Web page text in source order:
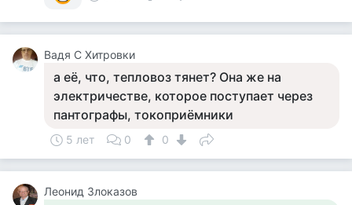
Вадя С Хитровки
а её, что, тепловоз тянет? Она же на
электричестве, которое поступает через
пантографы, токоприёмники
5 лет 0 0
Леонид Злоказов